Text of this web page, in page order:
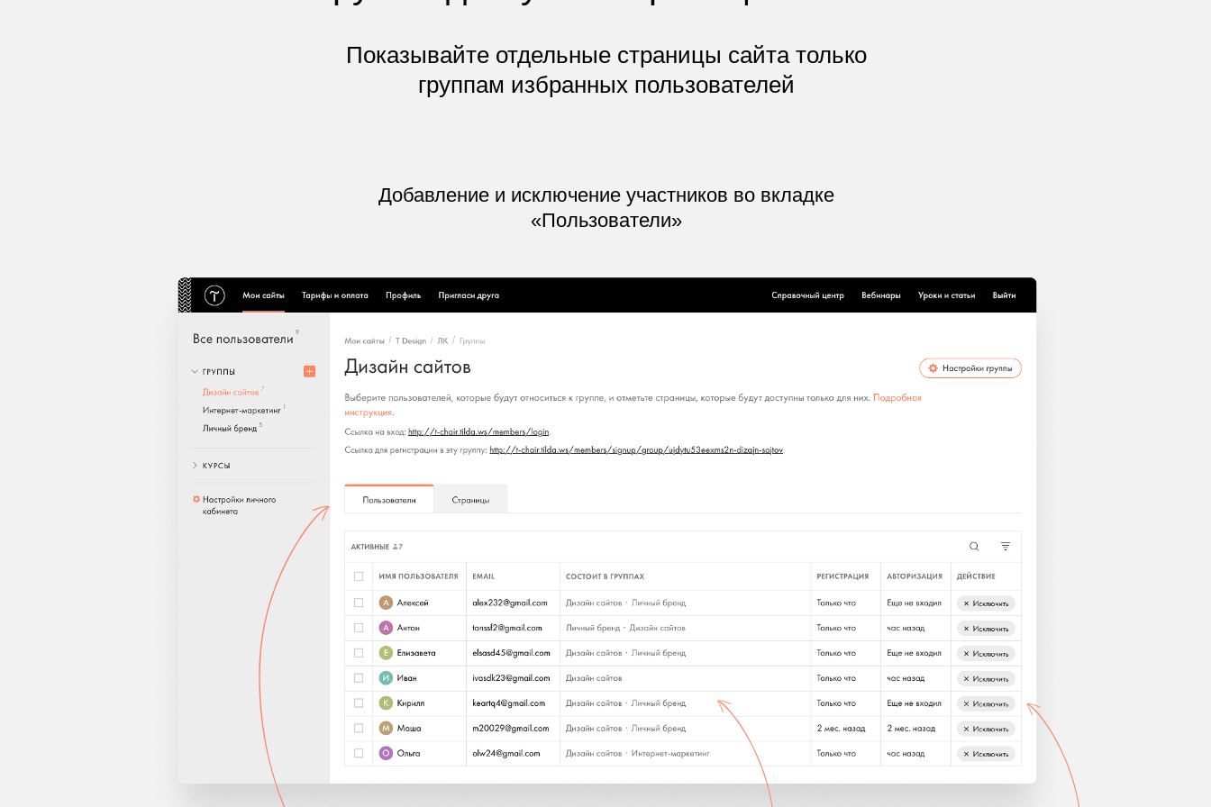
Показывайте отдельные страницы сайта только
группам избранных пользователей
Добавление и исключение участников во вкладке
«Пользователи»